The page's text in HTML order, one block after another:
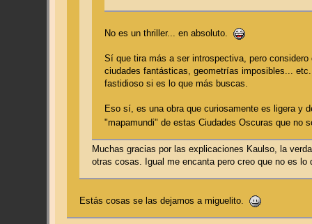
No es un thriller... en absoluto.
Sí que tira más a ser introspectiva, pero
ciudades fantásticas, geometrías imposibles...
fastidioso si es lo que más buscas.
Eso sí, es una obra que curiosamente es ligera y
"mapamundi" de estas Ciudades Oscuras que no
Muchas gracias por las explicaciones Kaulso, la
otras cosas. Igual me encanta pero creo que no es lo
Estás cosas se las dejamos a miguelito.